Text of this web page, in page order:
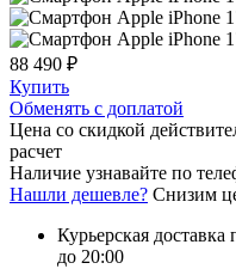
88 490 ₽
Купить
Обменять с доплатой
Цена со скидкой
расчет
Наличие узнавайте по
Нашли дешевле? Снизим
Курьерская
до 20:00